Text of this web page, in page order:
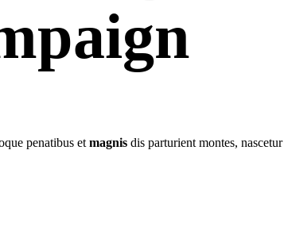
penatibus et magnis dis parturient montes, nascetur